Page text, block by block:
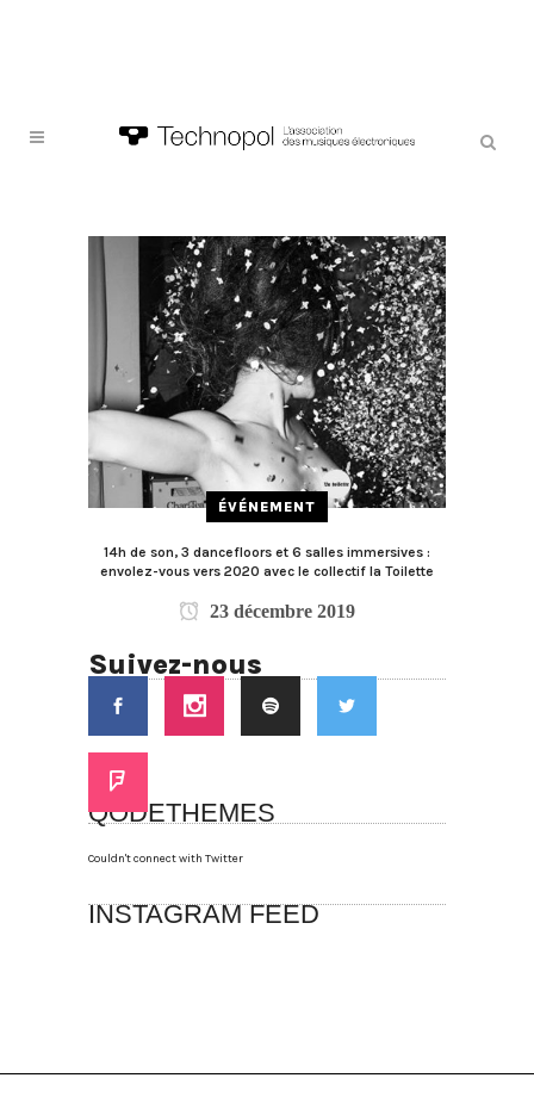
ÉVÉNEMENT
14h de son, 3 dancefloors et 6 salles immersives :
envolez-vous vers 2020 avec le collectif la Toilette
23 décembre 2019
Suivez-nous
QODETHEMES
Couldn't connect with Twitter
INSTAGRAM FEED